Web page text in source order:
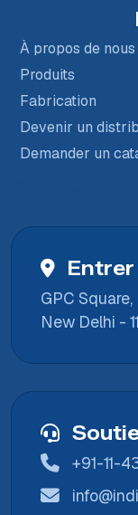
À propos de nous
Produits
Fabrication
Devenir un
Demander un
GPC
New Delhi -
+91-11-